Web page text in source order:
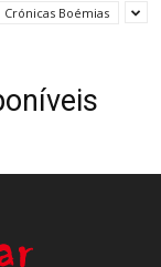
Crónicas Boémias